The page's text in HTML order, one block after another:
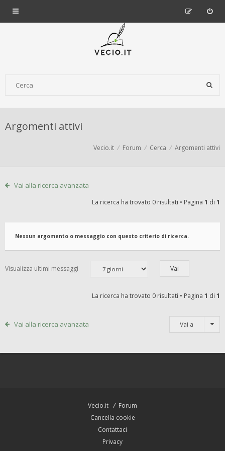
Argomenti attivi
Vecio.it Forum Cerca Argomenti attivi
Vai alla ricerca avanzata
La ricerca ha trovato 0 risultati • Pagina 1 di 1
Nessun argomento o messaggio con questo criterio di ricerca.
Visualizza ultimi messaggi
La ricerca ha trovato 0 risultati • Pagina 1 di 1
Vai alla ricerca avanzata Vai a
Vecio.it
Forum
Cancella cookie
Contattaci
Privacy